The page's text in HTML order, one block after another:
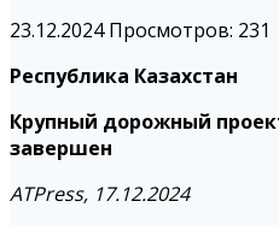
23.12.2024 Просмотров: 231
Республика Казахстан
Крупный дорожный
завершен
ATPress, 17.12.2024